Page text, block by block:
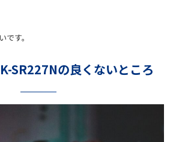
す。
SR227Nの良くないところ